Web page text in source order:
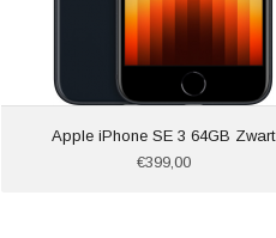
Apple iPhone SE 3 64GB Zwart
€399,00